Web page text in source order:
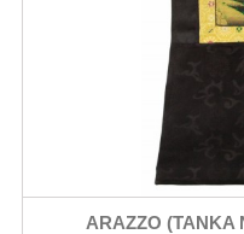
ARAZZO (TANKA